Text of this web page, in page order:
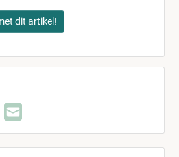
dit artikel!